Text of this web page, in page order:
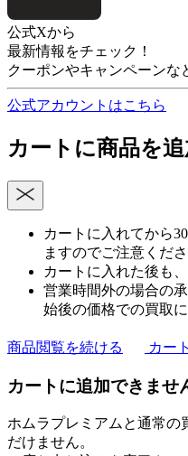
公式Xから
最新情報をチェック！
クーポンやキャンペーンな
公式アカウントはこちら
カートに商品を追
カートに入れてから
ますのでご注意くださ
カートに入れた後も
営業時間外の場合の
始後の価格での買取に
商品閲覧を続ける カー
カートに追加できませ
ホムラプレミアムと通常の
だけません。